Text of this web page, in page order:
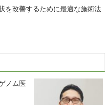
を改善するために最適な施術法
ノム医